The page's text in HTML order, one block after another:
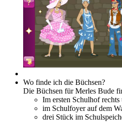
Wo finde ich die Büchsen?
Die Büchsen für Merles Bude
Im ersten Schulhof
im Schulfoyer auf dem
drei Stück im